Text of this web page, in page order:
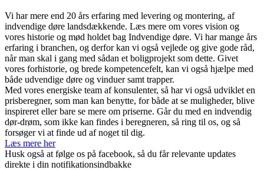
Vi har mere end 20 års erfaring med levering og montering, af
indvendige døre landsdækkende. Læs mere om vores vision og
vores historie og mød holdet bag Indvendige døre. Vi har mange års
erfaring i branchen, og derfor kan vi også vejlede og give gode råd,
når man skal i gang med sådan et boligprojekt som dette. Givet
vores forhistorie, og brede kompetencefelt, kan vi også hjælpe med
både udvendige døre og vinduer samt trapper.
Med vores energiske team af konsulenter, så har vi også udviklet en
prisberegner, som man kan benytte, for både at se muligheder, blive
inspireret eller bare se mere om priserne. Går du med en indvendig
dør-drøm, som ikke kan findes i beregneren, så ring til os, og så
forsøger vi at finde ud af noget til dig.
Læs mere her
Husk også at følge os på facebook, så du får relevante updates
direkte i din notifikationsindbakke